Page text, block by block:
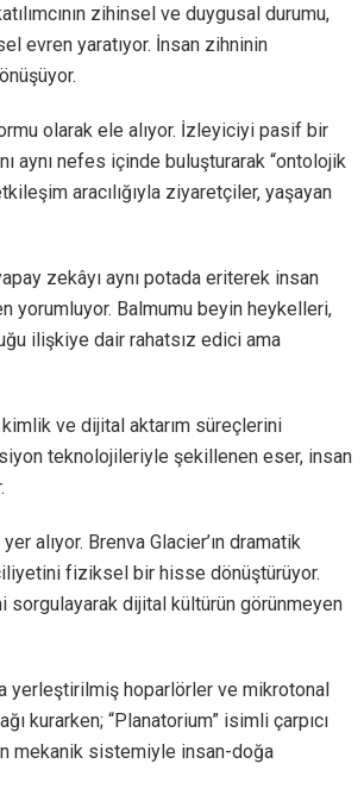
zihinsel ve duygusal durumu,
evren yaratıyor. İnsan zihninin
olarak ele alıyor. İzleyiciyi pasif bir
aynı nefes içinde buluşturarak “ontolojik
aracılığıyla ziyaretçiler, yaşayan
zekâyı aynı potada eriterek insan
yorumluyor. Balmumu beyin heykelleri,
ilişkiye dair rahatsız edici ama
ve dijital aktarım süreçlerini
teknolojileriyle şekillenen eser, insan
alıyor. Brenva Glacier’ın dramatik
fiziksel bir hisse dönüştürüyor.
sorgulayarak dijital kültürün görünmeyen
yerleştirilmiş hoparlörler ve mikrotonal
kurarken; “Planatorium” isimli çarpıcı
mekanik sistemiyle insan-doğa